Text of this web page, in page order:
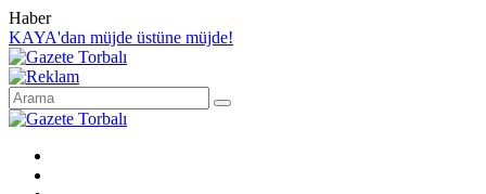
Haber
KAYA'dan müjde üstüne müjde!